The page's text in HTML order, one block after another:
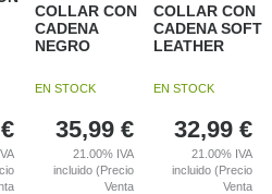
€
COLLAR CON
CADENA
NEGRO
EN STOCK
35,99 €
21.00% IVA
incluido (Precio
Venta
COLLAR CON
CADENA SOFT
LEATHER
EN STOCK
32,99 €
21.00% IVA
incluido (Precio
Venta